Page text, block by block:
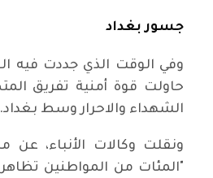
جسور بغداد
وفي الوقت الذي جددت فيه
حاولت قوة أمنية تفريق
الشهداء والاحرار وسط بغداد.
ونقلت وكالات الأنباء، عن
"المئات من المواطنين